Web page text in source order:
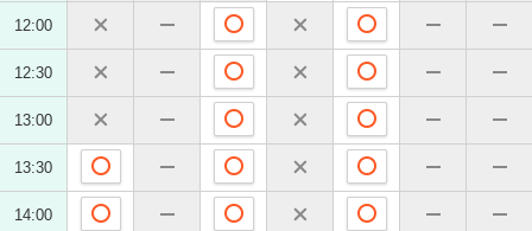
12:00
12:30
13:00
13:30
14:00